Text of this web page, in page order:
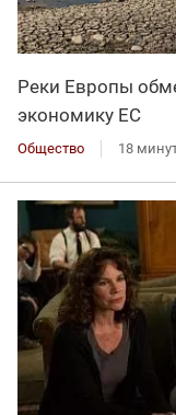
Реки Европы
экономику ЕС
Общество 18